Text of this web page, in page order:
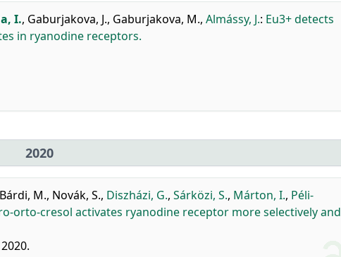
I., Gaburjakova, J., Gaburjakova, M., Almássy, J.: Eu3+ detects
in ryanodine receptors.
2020
Bárdi, M., Novák, S., Diszházi, G., Sárközi, S., Márton, I., Péli-
orto-cresol activates ryanodine receptor more selectively and